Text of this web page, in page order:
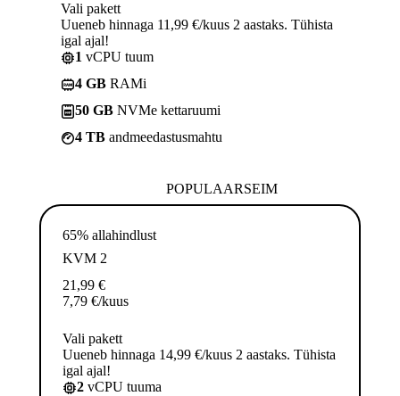
Vali pakett
Uueneb hinnaga 11,99 €/kuus 2 aastaks. Tühista
igal ajal!
1 vCPU tuum
4 GB RAMi
50 GB NVMe kettaruumi
4 TB andmeedastusmahtu
POPULAARSEIM
65% allahindlust
KVM 2
21,99 €
7,79 €/kuus
Vali pakett
Uueneb hinnaga 14,99 €/kuus 2 aastaks. Tühista
igal ajal!
2 vCPU tuuma